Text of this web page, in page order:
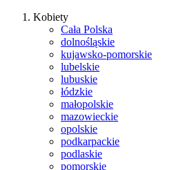
Kobiety
Cała Polska
dolnośląskie
kujawsko-pomorskie
lubelskie
lubuskie
łódzkie
małopolskie
mazowieckie
opolskie
podkarpackie
podlaskie
pomorskie